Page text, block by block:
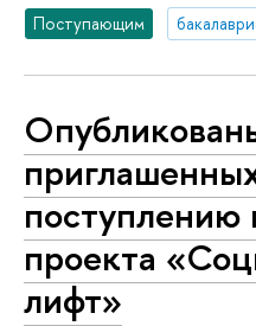
Поступающим
поступлению
проекта
лифт»